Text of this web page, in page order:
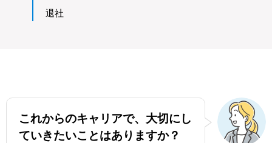
退社
これからのキャリアで、大切にし
ていきたいことはありますか？